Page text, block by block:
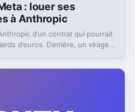
: louer ses
à Anthropic
d’un contrat qui pourrait
d’euros. Derrière, un virage